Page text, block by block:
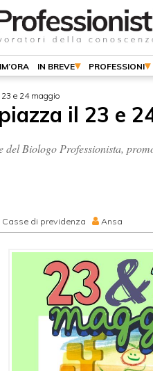
IN BREVE PROFESSIONI
e 24 maggio
il 23 e
Biologo Professionista,
Casse di previdenza Ansa